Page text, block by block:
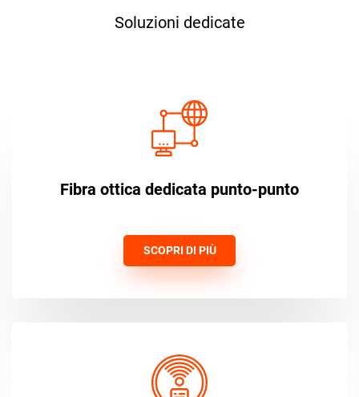
Soluzioni dedicate
Fibra ottica dedicata punto-punto
SCOPRI DI PIÙ